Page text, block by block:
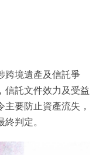
跨境遺產及信託爭
信託文件效力及受益
要防止資產流失，
判定。